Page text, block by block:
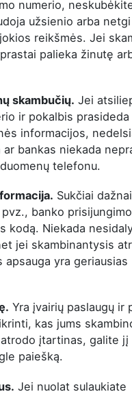
numerio,
užsienio arba
reikšmės. Jei
palieka žinutę
skambučių. Jei
ir pokalbis
informacijos,
bankas niekada
telefonu.
Sukčiai
banko prisijungimo
kodą. Niekada
jei skambinantysis
yra geriausias
Yra įvairių paslaugų ir
kas jums
įtartinas, galite
paiešką.
Jei nuolat sulaukiate